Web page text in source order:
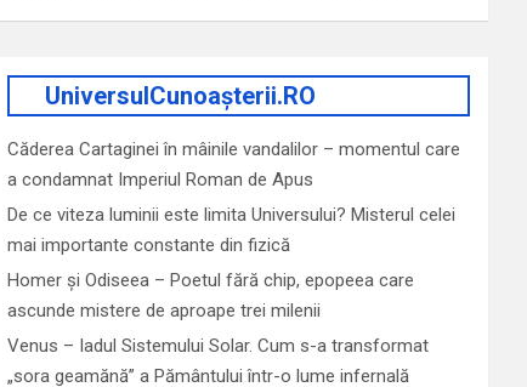
UniversulCunoașterii.RO
Căderea Cartaginei în mâinile vandalilor – momentul care
a condamnat Imperiul Roman de Apus
De ce viteza luminii este limita Universului? Misterul celei
mai importante constante din fizică
Homer și Odiseea – Poetul fără chip, epopeea care
ascunde mistere de aproape trei milenii
Venus – Iadul Sistemului Solar. Cum s-a transformat
„sora geamănă” a Pământului într-o lume infernală